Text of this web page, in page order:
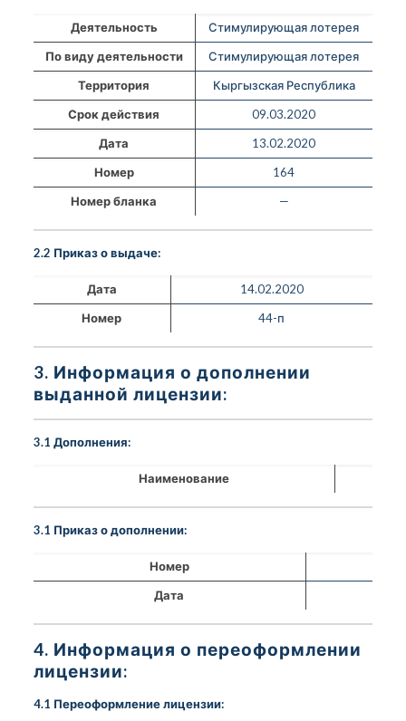
Деятельность
Стимулирующая лотерея
По виду деятельности
Стимулирующая лотерея
Территория
Кыргызская Республика
Срок действия
09.03.2020
Дата
13.02.2020
Номер
164
Номер бланка
—
2.2 Приказ о выдаче:
Дата
14.02.2020
Номер
44-п
3. Информация о дополнении
выданной лицензии:
3.1 Дополнения:
Наименование
3.1 Приказ о дополнении:
Номер
Дата
4. Информация о переоформлении
лицензии:
4.1 Переоформление лицензии: